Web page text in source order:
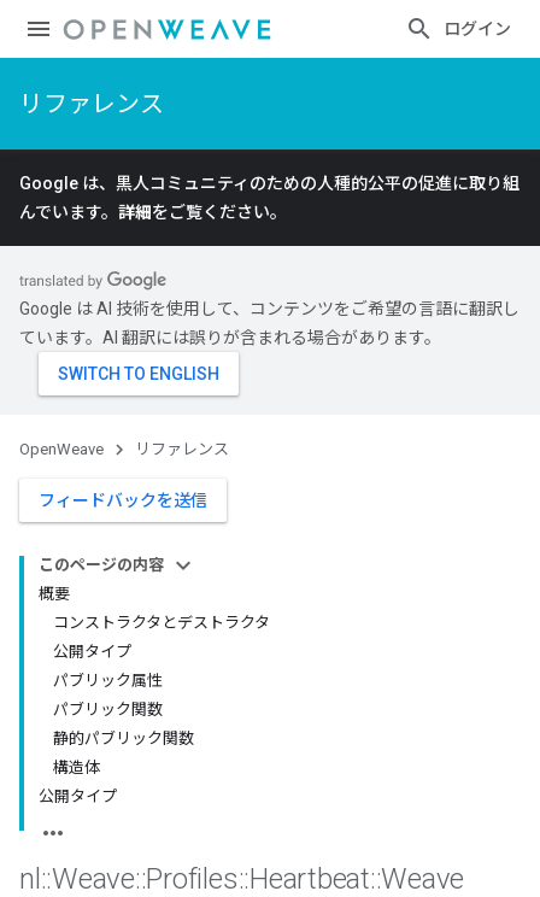
ログイン
リファレンス
Google は、黒人コミュニティのための人種的公平の促進に取り組
んでいます。 詳細をご覧ください。
Google は AI 技術を使用して、コンテンツをご希望の言語に翻訳し
ています。AI 翻訳には誤りが含まれる場合があります。
OpenWeave リファレンス
フィードバックを送信
このページの内容
概要
コンストラクタとデストラクタ
公開タイプ
パブリック属性
パブリック関数
静的パブリック関数
構造体
公開タイプ
nl ::Weave::Profiles::Heartbeat::Weave